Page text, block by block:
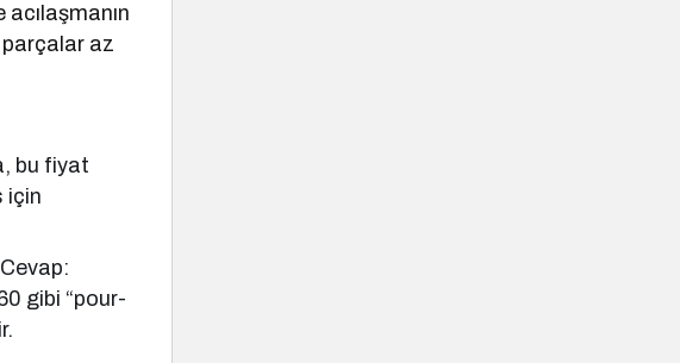
acılaşmanın
parçalar az
bu fiyat
için
gibi “pour-